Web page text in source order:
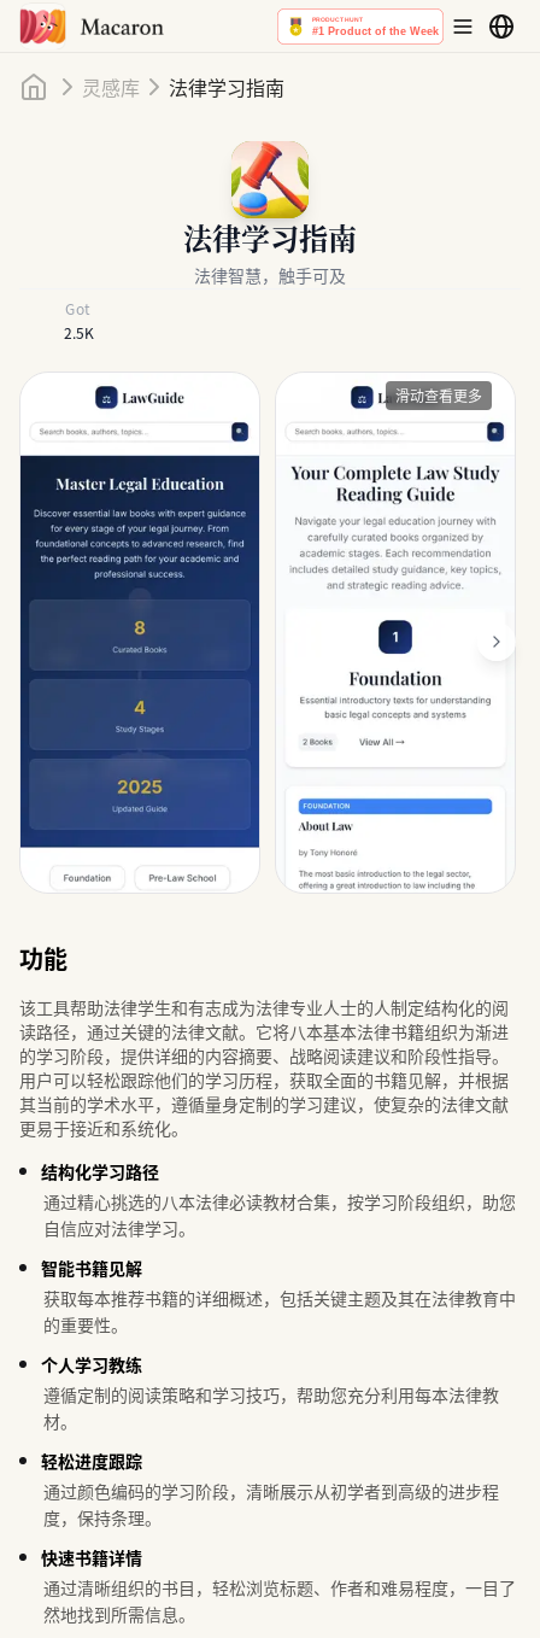
首页灵感库 法律学习指南
法律学习指南
法律智慧，触手可及
Got
2.5K
滑动查看更多
功能
该工具帮助法律学生和有志成为法律专业人士的人制定结构化的阅
读路径，通过关键的法律文献。它将八本基本法律书籍组织为渐进
的学习阶段，提供详细的内容摘要、战略阅读建议和阶段性指导。
用户可以轻松跟踪他们的学习历程，获取全面的书籍见解，并根据
其当前的学术水平，遵循量身定制的学习建议，使复杂的法律文献
更易于接近和系统化。
结构化学习路径
通过精心挑选的八本法律必读教材合集，按学习阶段组织，助您
自信应对法律学习。
智能书籍见解
获取每本推荐书籍的详细概述，包括关键主题及其在法律教育中
的重要性。
个人学习教练
遵循定制的阅读策略和学习技巧，帮助您充分利用每本法律教
材。
轻松进度跟踪
通过颜色编码的学习阶段，清晰展示从初学者到高级的进步程
度，保持条理。
快速书籍详情
通过清晰组织的书目，轻松浏览标题、作者和难易程度，一目了
然地找到所需信息。